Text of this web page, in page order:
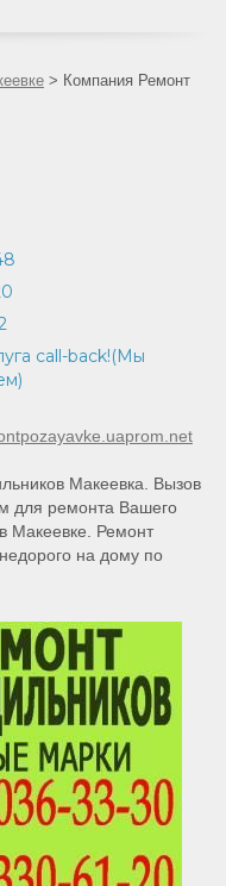
> Компания Ремонт
call-back!(Мы
Макеевка. Вызов
для ремонта Вашего
Макеевке. Ремонт
на дому по